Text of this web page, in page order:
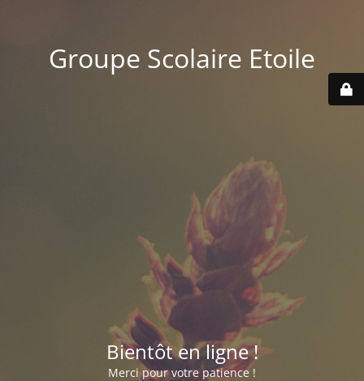
Groupe Scolaire Etoile
Bientôt en ligne !
Merci pour votre patience !